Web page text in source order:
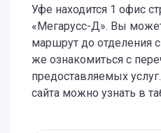
Уфе находится 1 офис
«Мегарусс-Д». Вы
маршрут до отделения
же ознакомиться с
предоставляемых
сайта можно узнать в